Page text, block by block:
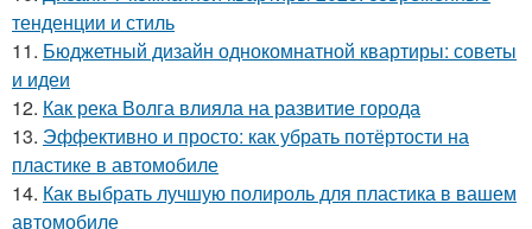
тенденции и стиль
11. Бюджетный дизайн однокомнатной квартиры: советы
и идеи
12. Как река Волга влияла на развитие города
13. Эффективно и просто: как убрать потёртости на
пластике в автомобиле
14. Как выбрать лучшую полироль для пластика в вашем
автомобиле